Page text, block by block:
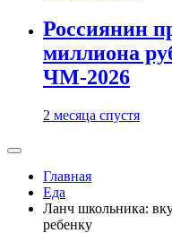
Россиянин
миллиона
ЧМ-2026
2 месяца спустя
Главная
Еда
Ланч школьника:
ребенку